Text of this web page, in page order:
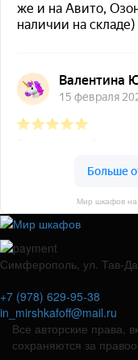
Мир шкафов
Симферополь, ул. Тав-
+7 (978) 629-95-38
in_mirshkafoff@mail.ru
Все авторские права,
сохраняются за